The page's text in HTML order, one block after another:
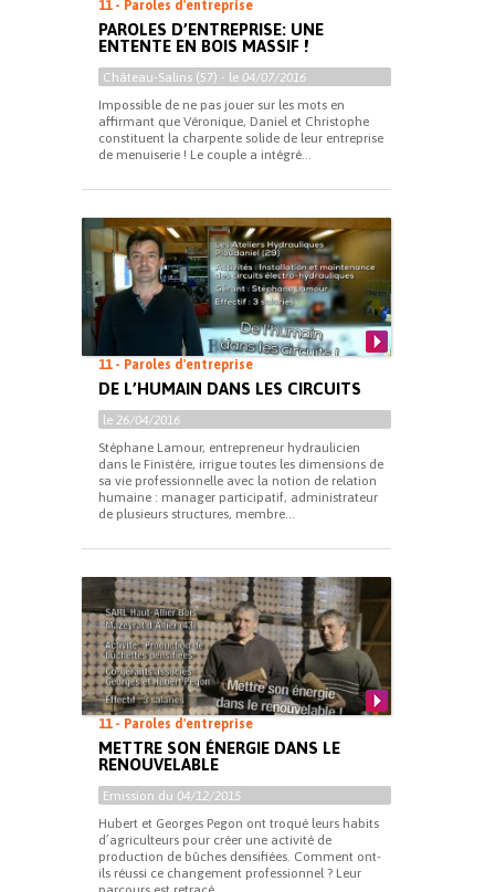
11 - Paroles d'entreprise
PAROLES D’ENTREPRISE: UNE
ENTENTE EN BOIS MASSIF !
Château-Salins (57) - le 04/07/2016
Impossible de ne pas jouer sur les mots en
affirmant que Véronique, Daniel et Christophe
constituent la charpente solide de leur entreprise
de menuiserie ! Le couple a intégré...
11 - Paroles d'entreprise
DE L’HUMAIN DANS LES CIRCUITS
le 26/04/2016
Stéphane Lamour, entrepreneur hydraulicien
dans le Finistère, irrigue toutes les dimensions de
sa vie professionnelle avec la notion de relation
humaine : manager participatif, administrateur
de plusieurs structures, membre...
11 - Paroles d'entreprise
METTRE SON ÉNERGIE DANS LE
RENOUVELABLE
Emission du 04/12/2015
Hubert et Georges Pegon ont troqué leurs habits
d’agriculteurs pour créer une activité de
production de bûches densifiées. Comment ont-
ils réussi ce changement professionnel ? Leur